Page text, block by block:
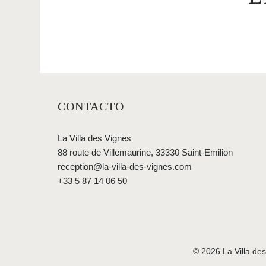
CONTACTO
La Villa des Vignes
88 route de Villemaurine, 33330 Saint-Emilion
reception@la-villa-des-vignes.com
+33 5 87 14 06 50
© 2026 La Villa